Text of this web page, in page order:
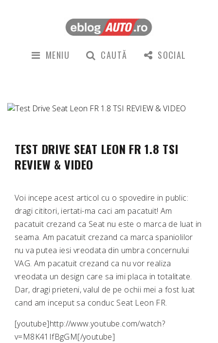
MENIU CAUTĂ SOCIAL
TEST DRIVE SEAT LEON FR 1.8 TSI
REVIEW & VIDEO
Voi incepe acest articol cu o spovedire in public:
dragi cititori, iertati-ma caci am pacatuit! Am
pacatuit crezand ca Seat nu este o marca de luat in
seama. Am pacatuit crezand ca marca spaniolilor
nu va putea iesi vreodata din umbra concernului
VAG. Am pacatuit crezand ca nu vor realiza
vreodata un design care sa imi placa in totalitate.
Dar, dragi prieteni, valul de pe ochii mei a fost luat
cand am inceput sa conduc Seat Leon FR.
[youtube]http://www.youtube.com/watch?
v=M8K41IfBgGM[/youtube]